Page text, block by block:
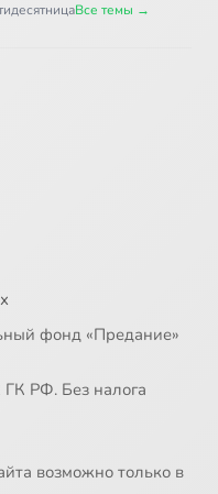
Все темы →
фонд «Предание»
ГК РФ. Без налога
возможно только в